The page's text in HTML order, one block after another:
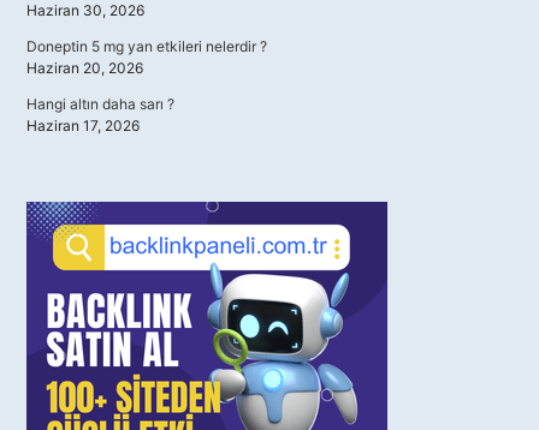
Haziran 30, 2026
Doneptin 5 mg yan etkileri nelerdir ?
Haziran 20, 2026
Hangi altın daha sarı ?
Haziran 17, 2026